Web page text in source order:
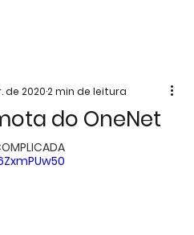
do OneNet
de 20202 min de leitura